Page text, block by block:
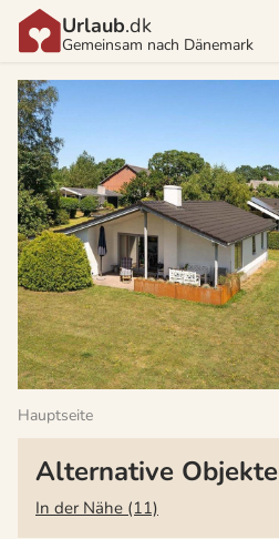
Urlaub.dk
Gemeinsam nach Dänemark
Hauptseite
Alternative Objekte
In der Nähe (11)